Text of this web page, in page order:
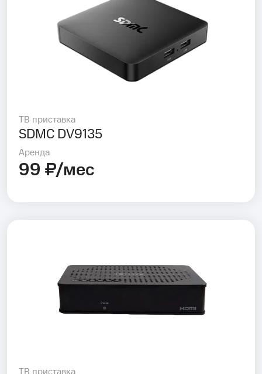
ТВ приставка
SDMC DV9135
Аренда
99 ₽/мес